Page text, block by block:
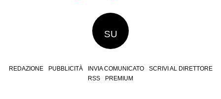
SU
REDAZIONE PUBBLICITÀ INVIA COMUNICATO
SCRIVI AL DIRETTORE
RSS
PREMIUM